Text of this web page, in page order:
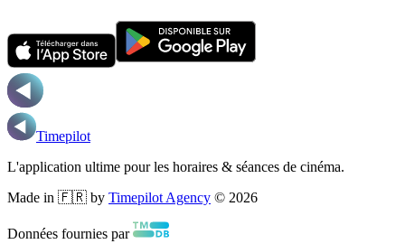
Timepilot
L'application ultime pour les horaires & séances de cinéma.
Made in 🇫🇷 by Timepilot Agency © 2026
Données fournies par